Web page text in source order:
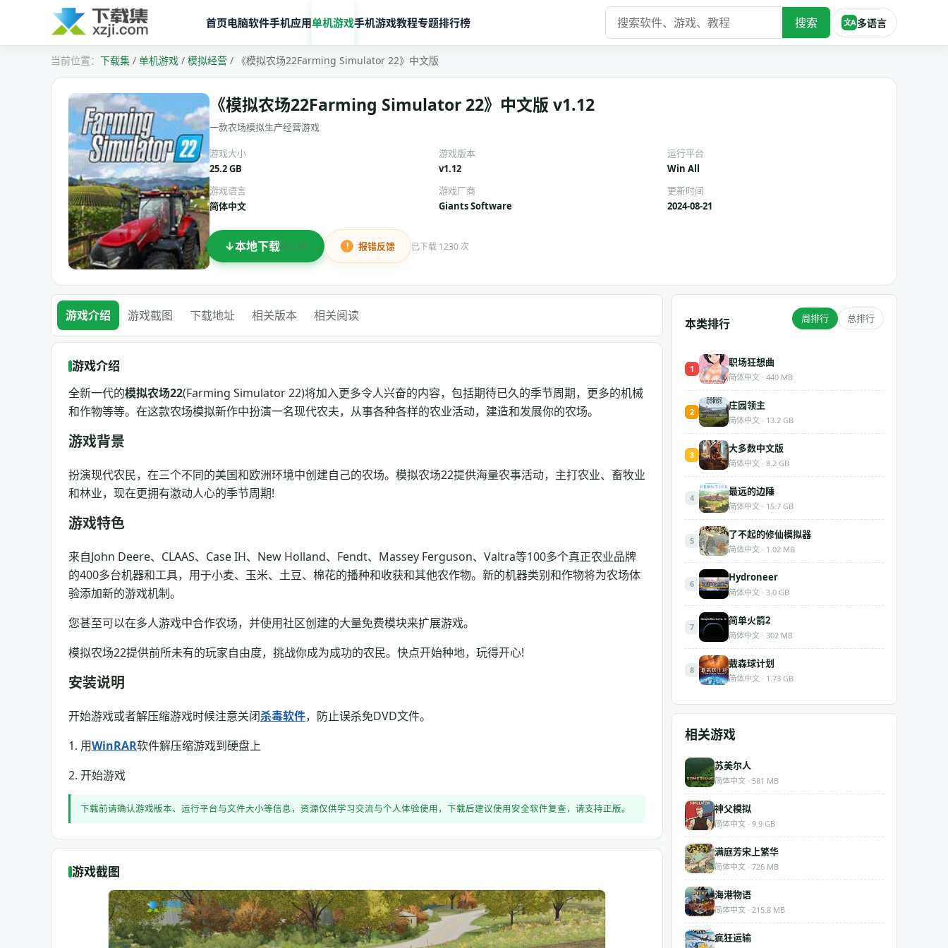
首页电脑软件手机应用单机游戏手机游戏教程专题排行榜 搜索 文A 多语言
下载集 / 单机游戏 / 模拟经营 / 《模拟农场22Farming Simulator 22》中文版
《模拟农场22Farming Simulator 22》中文版 v1.12
一款农场模拟生产经营游戏
游戏大小
25.2 GB
游戏版本
v1.12
运行平台
Win All
游戏语言
简体中文
游戏厂商
Giants Software
更新时间
2024-08-21
本地下载25.2 GB 报错反馈 已下载 1230 次
游戏介绍 游戏截图 下载地址 相关版本 相关阅读
游戏介绍
全新一代的模拟农场22(Farming Simulator 22)将加入更多令人兴奋的内容，包括期待已久的季节周期，更多的机械
和作物等等。在这款农场模拟新作中扮演一名现代农夫，从事各种各样的农业活动，建造和发展你的农场。
游戏背景
扮演现代农民，在三个不同的美国和欧洲环境中创建自己的农场。模拟农场22提供海量农事活动，主打农业、畜牧业
和林业，现在更拥有激动人心的季节周期!
游戏特色
来自John Deere、CLAAS、Case IH、New Holland、Fendt、Massey Ferguson、Valtra等100多个真正农业品牌
的400多台机器和工具，用于小麦、玉米、土豆、棉花的播种和收获和其他农作物。新的机器类别和作物将为农场体
验添加新的游戏机制。
您甚至可以在多人游戏中合作农场，并使用社区创建的大量免费模块来扩展游戏。
模拟农场22提供前所未有的玩家自由度，挑战你成为成功的农民。快点开始种地，玩得开心!
安装说明
开始游戏或者解压缩游戏时候注意关闭杀毒软件，防止误杀免DVD文件。
1. 用WinRAR软件解压缩游戏到硬盘上
2. 开始游戏
下载前请确认游戏版本、运行平台与文件大小等信息，资源仅供学习交流与个人体验使用，下载后建议使用安全软件复查，请支持正版。
游戏截图
本类排行 周排行 总排行
1
职场狂想曲
简体中文 · 440 MB
2
庄园领主
简体中文 · 13.2 GB
3
大多数中文版
简体中文 · 8.2 GB
4
最远的边陲
简体中文 · 15.7 GB
5
了不起的修仙模拟器
简体中文 · 1.02 MB
6
Hydroneer
简体中文 · 3.0 GB
7
简单火箭2
简体中文 · 302 MB
8
戴森球计划
简体中文 · 1.73 GB
相关游戏
苏美尔人
简体中文 · 581 MB
神父模拟
简体中文 · 9.9 GB
满庭芳宋上繁华
简体中文 · 726 MB
海港物语
简体中文 · 215.8 MB
疯狂运输